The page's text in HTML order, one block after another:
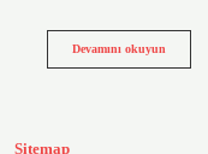
Devamını okuyunUranyum
Sitemap